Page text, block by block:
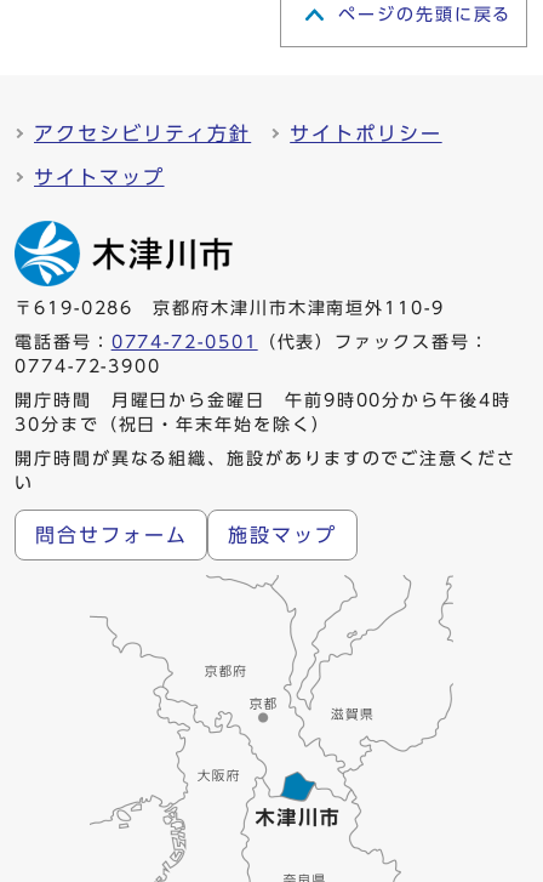
ページの先頭に戻る
アクセシビリティ方針 サイトポリシー
サイトマップ
〒619-0286 京都府木津川市木津南垣外110-9
電話番号： 0774-72-0501
（代表）ファックス番号：
0774-72-3900
開庁時間 月曜日から金曜日 午前9時00分から午後4時
30分まで（祝日・年末年始を除く）
開庁時間が異なる組織、施設がありますのでご注意くださ
い
問合せフォーム 施設マップ